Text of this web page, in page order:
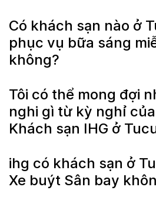
Có khách sạn nào ở
phục vụ bữa sáng
không?
Tôi có thể mong đợi
nghi gì từ kỳ nghỉ
Khách sạn IHG ở
ihg có khách sạn ở
Xe buýt Sân bay